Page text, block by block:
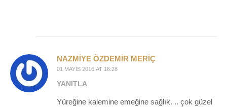
NAZMIYE ÖZDEMIR MERIÇ
01 MAYIS 2016 AT 16:28
YANITLA
Yüreğine kalemine emeğine sağlık. .. çok güzel